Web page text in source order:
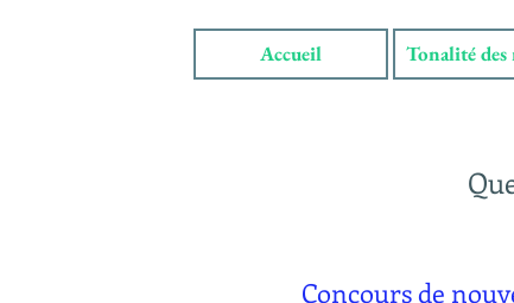
Accueil Tonalité des
Concours de